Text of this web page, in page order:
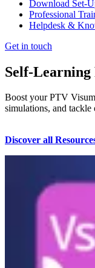
Download Set-
Professional
Helpdesk &
Get in touch
Self-Learning
Boost your PTV
simulations, and
Discover all